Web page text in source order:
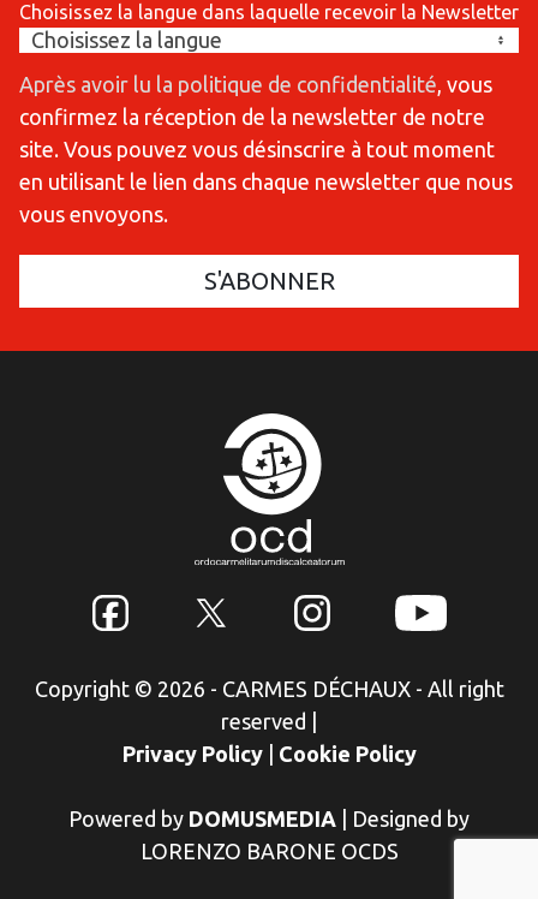
Choisissez la langue dans laquelle recevoir la Newsletter
Après avoir lu la politique de confidentialité , vous
confirmez la réception de la newsletter de notre
site. Vous pouvez vous désinscrire à tout moment
en utilisant le lien dans chaque newsletter que nous
vous envoyons.
Copyright © 2026 - CARMES DÉCHAUX - All right
reserved
Privacy Policy
Cookie Policy
Powered by DOMUSMEDIA
Designed by
LORENZO BARONE OCDS